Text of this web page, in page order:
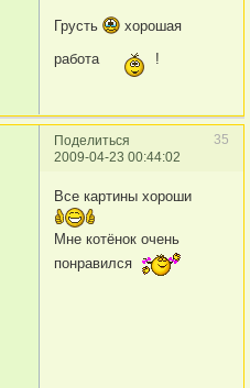
Грусть хорошая
работа !
Поделиться
35
2009-04-23 00:44:02
Все картины хороши
Мне котёнок очень
понравился